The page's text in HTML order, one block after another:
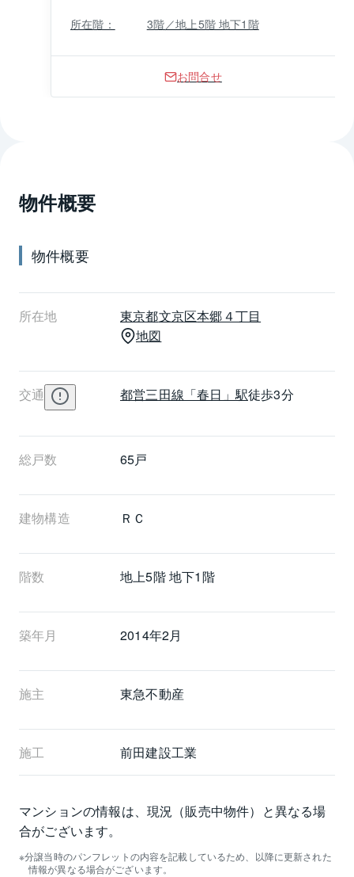
所在階： 3階／地上5階 地下1階
お問合せ
物件概要
物件概要
所在地 東京都文京区本郷４丁目
地図
交通 都営三田線 「春日」駅徒歩3分
総戸数 65戸
建物構造 ＲＣ
階数 地上5階 地下1階
築年月 2014年2月
施主 東急不動産
施工 前田建設工業
マンションの情報は、現況（販売中物件）と異なる場
合がございます。
分譲当時のパンフレットの内容を記載しているため、以降に更新された
情報が異なる場合がございます。